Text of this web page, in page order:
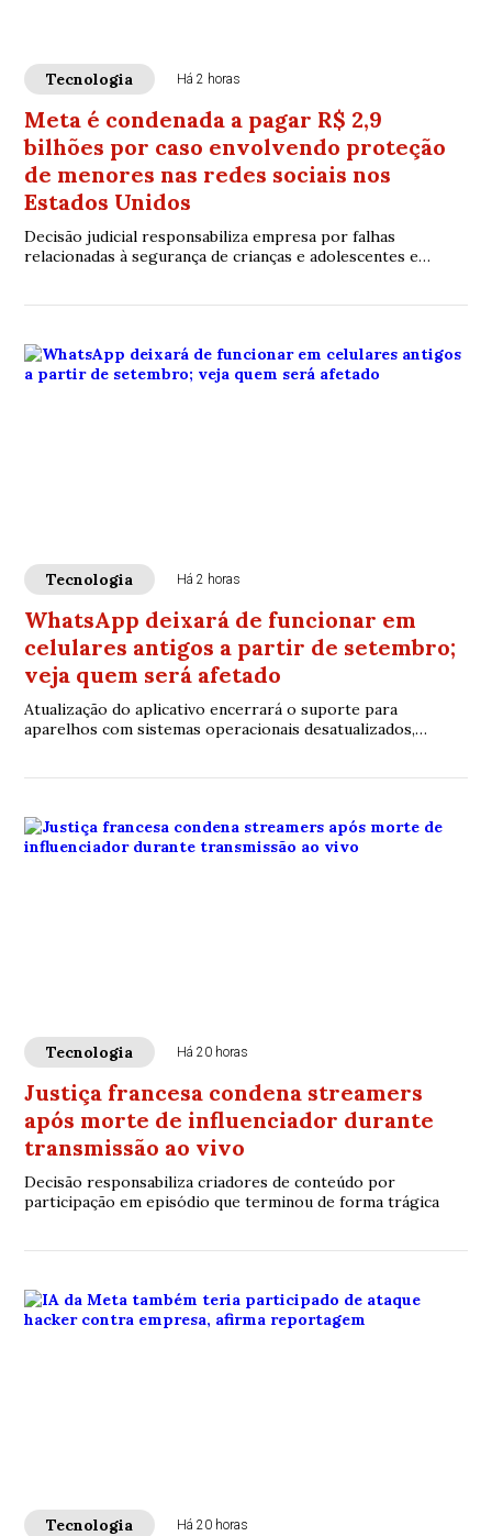
Tecnologia Há 2 horas
Meta é condenada a pagar R$ 2,9
bilhões por caso envolvendo proteção
de menores nas redes sociais nos
Estados Unidos
Decisão judicial responsabiliza empresa por falhas
relacionadas à segurança de crianças e adolescentes e
Tecnologia Há 2 horas
WhatsApp deixará de funcionar em
celulares antigos a partir de setembro;
veja quem será afetado
Atualização do aplicativo encerrará o suporte para
aparelhos com sistemas operacionais desatualizados,
Tecnologia Há 20 horas
Justiça francesa condena streamers
após morte de influenciador durante
transmissão ao vivo
Decisão responsabiliza criadores de conteúdo por
participação em episódio que terminou de forma trágica
Tecnologia Há 20 horas